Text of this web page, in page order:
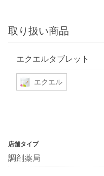
取り扱い商品
エクエルタブレット
エクエル
店舗タイプ
調剤薬局